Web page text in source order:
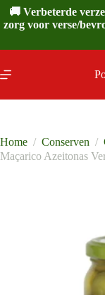
Ga
naar
de
🚚 Verbeterde
zorg voor verse/
Home / Conserven /
Maçarico Azeitonas